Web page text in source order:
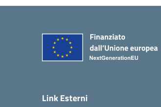
Link Esterni